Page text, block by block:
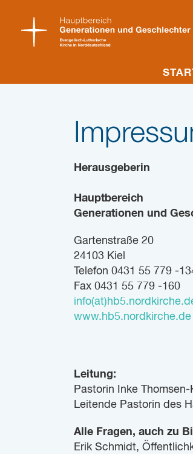
Herausgeberin
Hauptbereich
Generationen und
Gartenstraße 20
24103 Kiel
Telefon 0431 55 779 -
Fax 0431 55 779 -160
www.hb5.nordkirche.de
Leitung:
Pastorin Inke Thomsen-
Leitende Pastorin des
Alle Fragen, auch zu
Erik Schmidt,